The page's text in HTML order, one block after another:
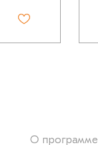
О программе